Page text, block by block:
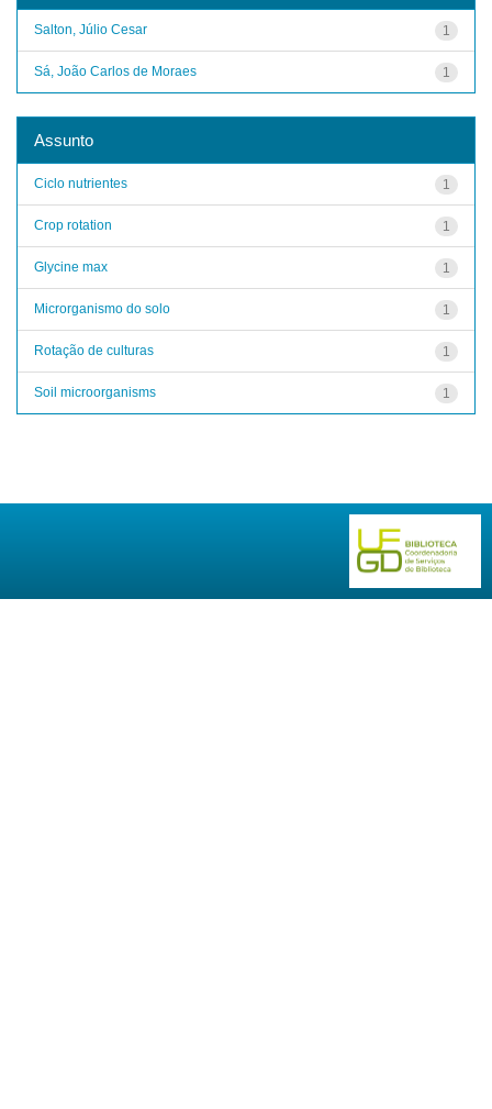
1
Salton, Júlio Cesar
1
Sá, João Carlos de Moraes
Assunto
1
Ciclo nutrientes
1
Crop rotation
1
Glycine max
1
Microrganismo do solo
1
Rotação de culturas
1
Soil microorganisms